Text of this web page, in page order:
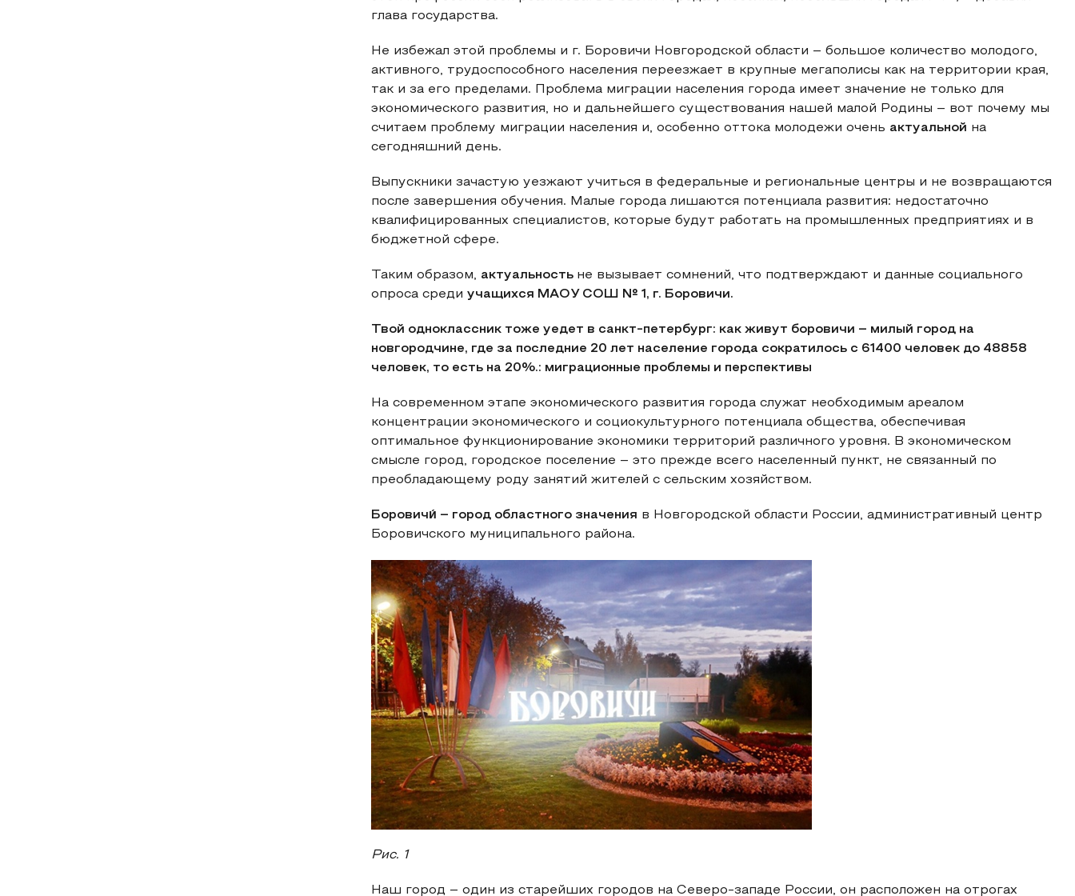
глава государства.
Не избежал этой проблемы и г. Боровичи Новгородской области – большое количество молодого,
активного, трудоспособного населения переезжает в крупные мегаполисы как на территории края,
так и за его пределами. Проблема миграции населения города имеет значение не только для
экономического развития, но и дальнейшего существования нашей малой Родины – вот почему мы
считаем проблему миграции населения и, особенно оттока молодежи очень актуальной на
сегодняшний день.
Выпускники зачастую уезжают учиться в федеральные и региональные центры и не возвращаются
после завершения обучения. Малые города лишаются потенциала развития: недостаточно
квалифицированных специалистов, которые будут работать на промышленных предприятиях и в
бюджетной сфере.
Таким образом, актуальность не вызывает сомнений, что подтверждают и данные социального
опроса среди учащихся МАОУ СОШ № 1, г. Боровичи.
Твой одноклассник тоже уедет в санкт-петербург: как живут боровичи – милый город на
новгородчине, где за последние 20 лет население города сократилось с 61400 человек до 48858
человек, то есть на 20%.: миграционные проблемы и перспективы
На современном этапе экономического развития города служат необходимым ареалом
концентрации экономического и социокультурного потенциала общества, обеспечивая
оптимальное функционирование экономики территорий различного уровня. В экономическом
смысле город, городское поселение – это прежде всего населенный пункт, не связанный по
преобладающему роду занятий жителей с сельским хозяйством.
Боровичи́ – город областного значения в Новгородской области России, административный центр
Боровичского муниципального района.
Рис. 1
Наш город – один из старейших городов на Северо-западе России, он расположен на отрогах